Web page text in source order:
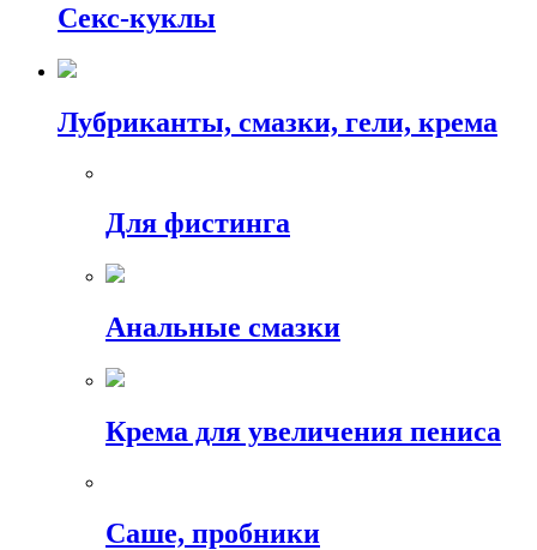
Секс-куклы
Лубриканты, смазки, гели, крема
Для фистинга
Анальные смазки
Крема для увеличения пениса
Саше, пробники